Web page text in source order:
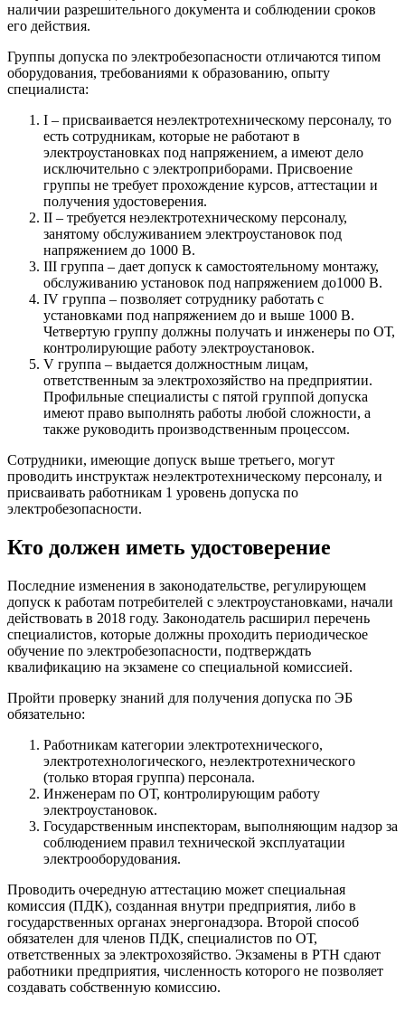
наличии разрешительного документа и соблюдении сроков
его действия.
Группы допуска по электробезопасности отличаются типом
оборудования, требованиями к образованию, опыту
специалиста:
I – присваивается неэлектротехническому персоналу, то
есть сотрудникам, которые не работают в
электроустановках под напряжением, а имеют дело
исключительно с электроприборами. Присвоение
группы не требует прохождение курсов, аттестации и
получения удостоверения.
II – требуется неэлектротехническому персоналу,
занятому обслуживанием электроустановок под
напряжением до 1000 В.
III группа – дает допуск к самостоятельному монтажу,
обслуживанию установок под напряжением до1000 В.
IV группа – позволяет сотруднику работать с
установками под напряжением до и выше 1000 В.
Четвертую группу должны получать и инженеры по ОТ,
контролирующие работу электроустановок.
V группа – выдается должностным лицам,
ответственным за электрохозяйство на предприятии.
Профильные специалисты с пятой группой допуска
имеют право выполнять работы любой сложности, а
также руководить производственным процессом.
Сотрудники, имеющие допуск выше третьего, могут
проводить инструктаж неэлектротехническому персоналу, и
присваивать работникам 1 уровень допуска по
электробезопасности.
Кто должен иметь удостоверение
Последние изменения в законодательстве, регулирующем
допуск к работам потребителей с электроустановками, начали
действовать в 2018 году. Законодатель расширил перечень
специалистов, которые должны проходить периодическое
обучение по электробезопасности, подтверждать
квалификацию на экзамене со специальной комиссией.
Пройти проверку знаний для получения допуска по ЭБ
обязательно:
Работникам категории электротехнического,
электротехнологического, неэлектротехнического
(только вторая группа) персонала.
Инженерам по ОТ, контролирующим работу
электроустановок.
Государственным инспекторам, выполняющим надзор за
соблюдением правил технической эксплуатации
электрооборудования.
Проводить очередную аттестацию может специальная
комиссия (ПДК), созданная внутри предприятия, либо в
государственных органах энергонадзора. Второй способ
обязателен для членов ПДК, специалистов по ОТ,
ответственных за электрохозяйство. Экзамены в РТН сдают
работники предприятия, численность которого не позволяет
создавать собственную комиссию.